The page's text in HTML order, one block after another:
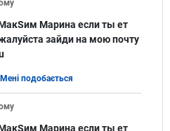
Марина если ты ет
зайди на мою почту
Мені подобається
Марина если ты ет